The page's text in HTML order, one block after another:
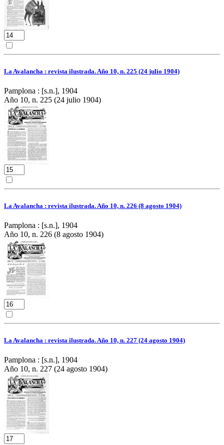
La Avalancha : revista ilustrada. Año 10, n. 225 (24 julio 1904)
Pamplona : [s.n.], 1904
Año 10, n. 225 (24 julio 1904)
La Avalancha : revista ilustrada. Año 10, n. 226 (8 agosto 1904)
Pamplona : [s.n.], 1904
Año 10, n. 226 (8 agosto 1904)
La Avalancha : revista ilustrada. Año 10, n. 227 (24 agosto 1904)
Pamplona : [s.n.], 1904
Año 10, n. 227 (24 agosto 1904)